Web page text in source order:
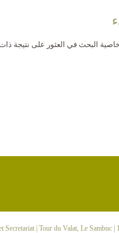
البحث في العثور على نتيجة
Secretariat| Tour du Valat, Le Sambuc |